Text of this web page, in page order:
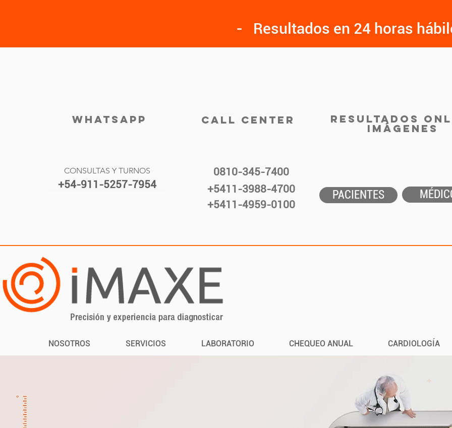
- Resultados en 24 horas
WHATSAPP
CONSULTAS Y TURNOS
+54-911-5257-7954
CALL CENTER
0810-345-7400
+5411-3988-4700
+5411-4959-0100
RESULTADOS
IMÁGENES
PACIENTES
NOSOTROS SERVICIOS LABORATORIO CHEQUEO ANUAL CARDIOLOGÍA